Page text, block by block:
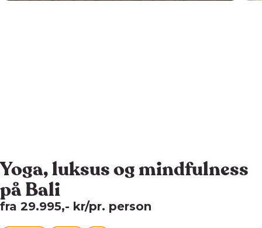
Yoga, luksus og mindfulness
på Bali
fra 29.995,- kr/pr. person